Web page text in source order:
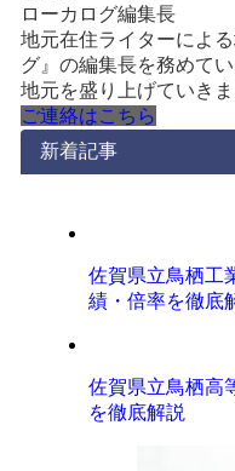
ローカログ編集長
地元在住ライターによ
グ』の編集長を務めて
地元を盛り上げていき
ご連絡はこちら
新着記事
佐賀県立鳥栖工
績・倍率を徹底
佐賀県立鳥栖高
を徹底解説